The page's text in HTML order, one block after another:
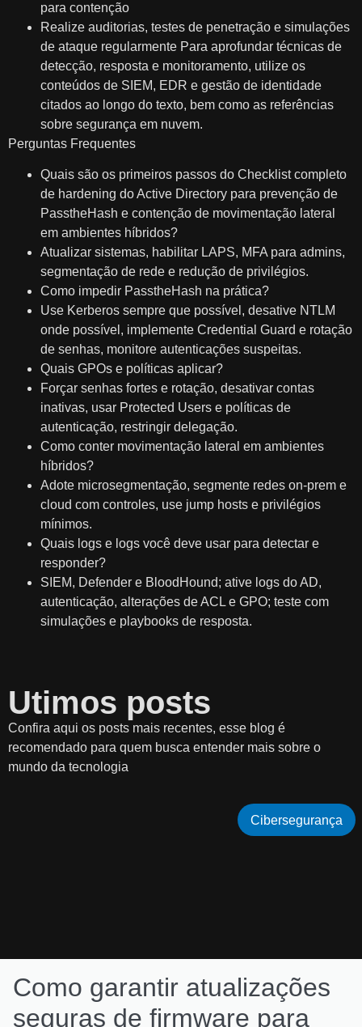
para contenção
Realize auditorias, testes de penetração e simulações
de ataque regularmente Para aprofundar técnicas de
detecção, resposta e monitoramento, utilize os
conteúdos de SIEM, EDR e gestão de identidade
citados ao longo do texto, bem como as referências
sobre segurança em nuvem.
Perguntas Frequentes
Quais são os primeiros passos do Checklist completo
de hardening do Active Directory para prevenção de
PasstheHash e contenção de movimentação lateral
em ambientes híbridos?
Atualizar sistemas, habilitar LAPS, MFA para admins,
segmentação de rede e redução de privilégios.
Como impedir PasstheHash na prática?
Use Kerberos sempre que possível, desative NTLM
onde possível, implemente Credential Guard e rotação
de senhas, monitore autenticações suspeitas.
Quais GPOs e políticas aplicar?
Forçar senhas fortes e rotação, desativar contas
inativas, usar Protected Users e políticas de
autenticação, restringir delegação.
Como conter movimentação lateral em ambientes
híbridos?
Adote microsegmentação, segmente redes on‑prem e
cloud com controles, use jump hosts e privilégios
mínimos.
Quais logs e logs você deve usar para detectar e
responder?
SIEM, Defender e BloodHound; ative logs do AD,
autenticação, alterações de ACL e GPO; teste com
simulações e playbooks de resposta.
Utimos posts
Confira aqui os posts mais recentes, esse blog é
recomendado para quem busca entender mais sobre o
mundo da tecnologia
Como garantir atualizações
seguras de firmware para
Cibersegurança